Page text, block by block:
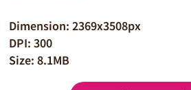
Dimension: 2369x3508px
DPI: 300
Size: 8.1MB